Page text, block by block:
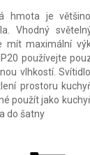
hmota je
Vhodný
mít maximální
používejte
vlhkostí.
prostoru
použít jako
do šatny